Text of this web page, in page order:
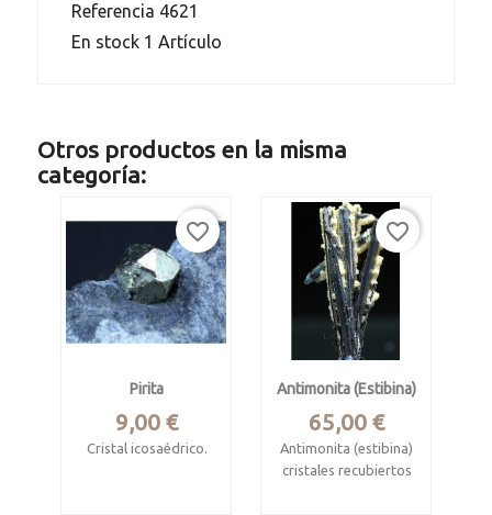
Referencia 4621
En stock 1 Artículo
Otros productos en la misma
categoría:
Pirita
Precio
9,00 €
Cristal icosaédrico.
favorite_border
Antimonita (estibina)
Precio
65,00 €
Antimonita (estibina)
cristales recubiertos
favorite_border